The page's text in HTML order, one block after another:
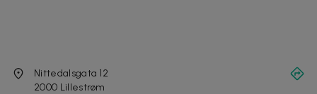
Nittedalsgata 12
2000 Lillestrøm